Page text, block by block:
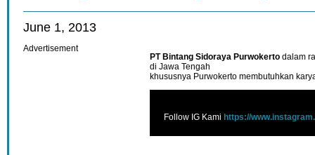
June 1, 2013
PT Bintang Sidoraya Purwokerto dalam
di Jawa Tengah
khususnya Purwokerto membutuhkan
Follow IG Kami https://
Advertisement